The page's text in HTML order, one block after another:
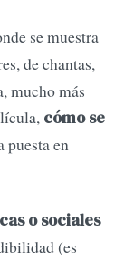
se muestra
de chantas,
mucho más
cómo se
puesta en
o sociales
(es